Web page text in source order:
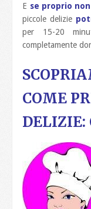
E se proprio
piccole delizie
per 15-20
completamente
COME
DELIZIE: